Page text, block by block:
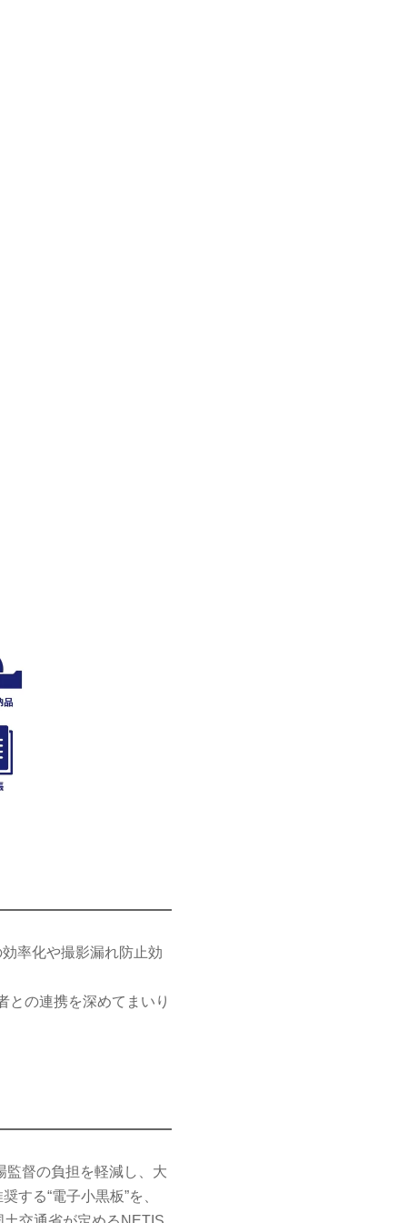
率化や撮影漏れ防止効
との連携を深めてまいり
監督の負担を軽減し、大
する“電子小黒板”を、